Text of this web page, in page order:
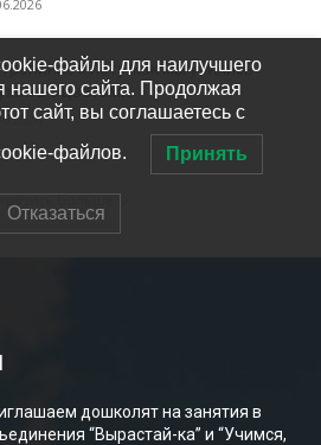
дошколят на занятия в
“Вырастай-ка” и “Учимся,